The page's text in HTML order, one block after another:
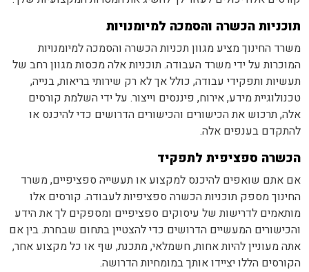
תוכניות הכשרה והסמכה למיומנויות
משרד החינוך מציע מגוון תכניות הכשרה והסמכה למיומנויות
המוכרות על ידי משרד העבודה. תוכניות אלה מכסות מגוון רחב של
תעשיות ותפקידי עבודה, כולל אך לא רק שירותי בריאות, בנייה,
טכנולוגיית מידע, אירוח, פיננסים וייצור. על ידי השלמת קורסים
אלה, תרכוש את הכישורים והכישורים הדרושים כדי להיכנס או
להתקדם בענפים אלה.
הכשרה ספציפית לתפקיד
אם אתם שואפים להיכנס למקצוע או תעשייה ספציפיים, משרד
החינוך מספק תוכניות הכשרה ספציפיות לעבודה. קורסים אלו
מותאמים לדרישות של עיסוקים ספציפיים ומספקים לך את הידע
והכישורים המעשיים הדרושים כדי להצטיין בתחום שבחרת. בין אם
אתה מעוניין להיות אחות, חשמלאי, מתכנת, שף או כל מקצוע אחר,
הקורסים הללו יציידו אותך במומחיות הדרושה.